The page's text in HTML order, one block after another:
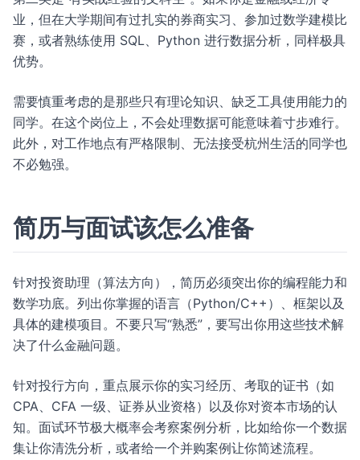
业，但在大学期间有过扎实的券商实习、参加过数学建模比
赛，或者熟练使用 SQL、Python 进行数据分析，同样极具
优势。
需要慎重考虑的是那些只有理论知识、缺乏工具使用能力的
同学。在这个岗位上，不会处理数据可能意味着寸步难行。
此外，对工作地点有严格限制、无法接受杭州生活的同学也
不必勉强。
简历与面试该怎么准备
针对投资助理（算法方向），简历必须突出你的编程能力和
数学功底。列出你掌握的语言（Python/C++）、框架以及
具体的建模项目。不要只写“熟悉”，要写出你用这些技术解
决了什么金融问题。
针对投行方向，重点展示你的实习经历、考取的证书（如
CPA、CFA 一级、证券从业资格）以及你对资本市场的认
知。面试环节极大概率会考察案例分析，比如给你一个数据
集让你清洗分析，或者给一个并购案例让你简述流程。